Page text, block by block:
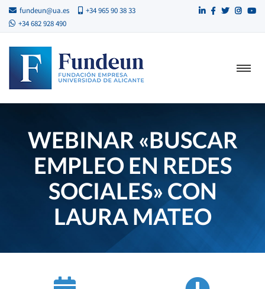
fundeun@ua.es
+34 965 90 38 33
+34 682 928 490
WEBINAR «BUSCAR
EMPLEO EN REDES
SOCIALES» CON
LAURA MATEO